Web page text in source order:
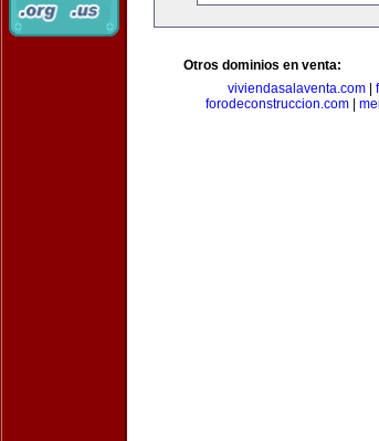
Otros dominios en venta:
viviendasalaventa.com|
forodeconstruccion.com